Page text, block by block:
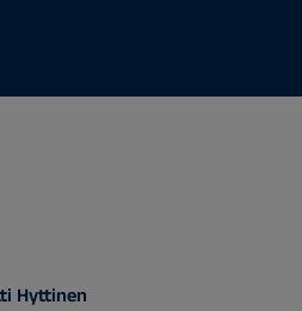
Hyttinen